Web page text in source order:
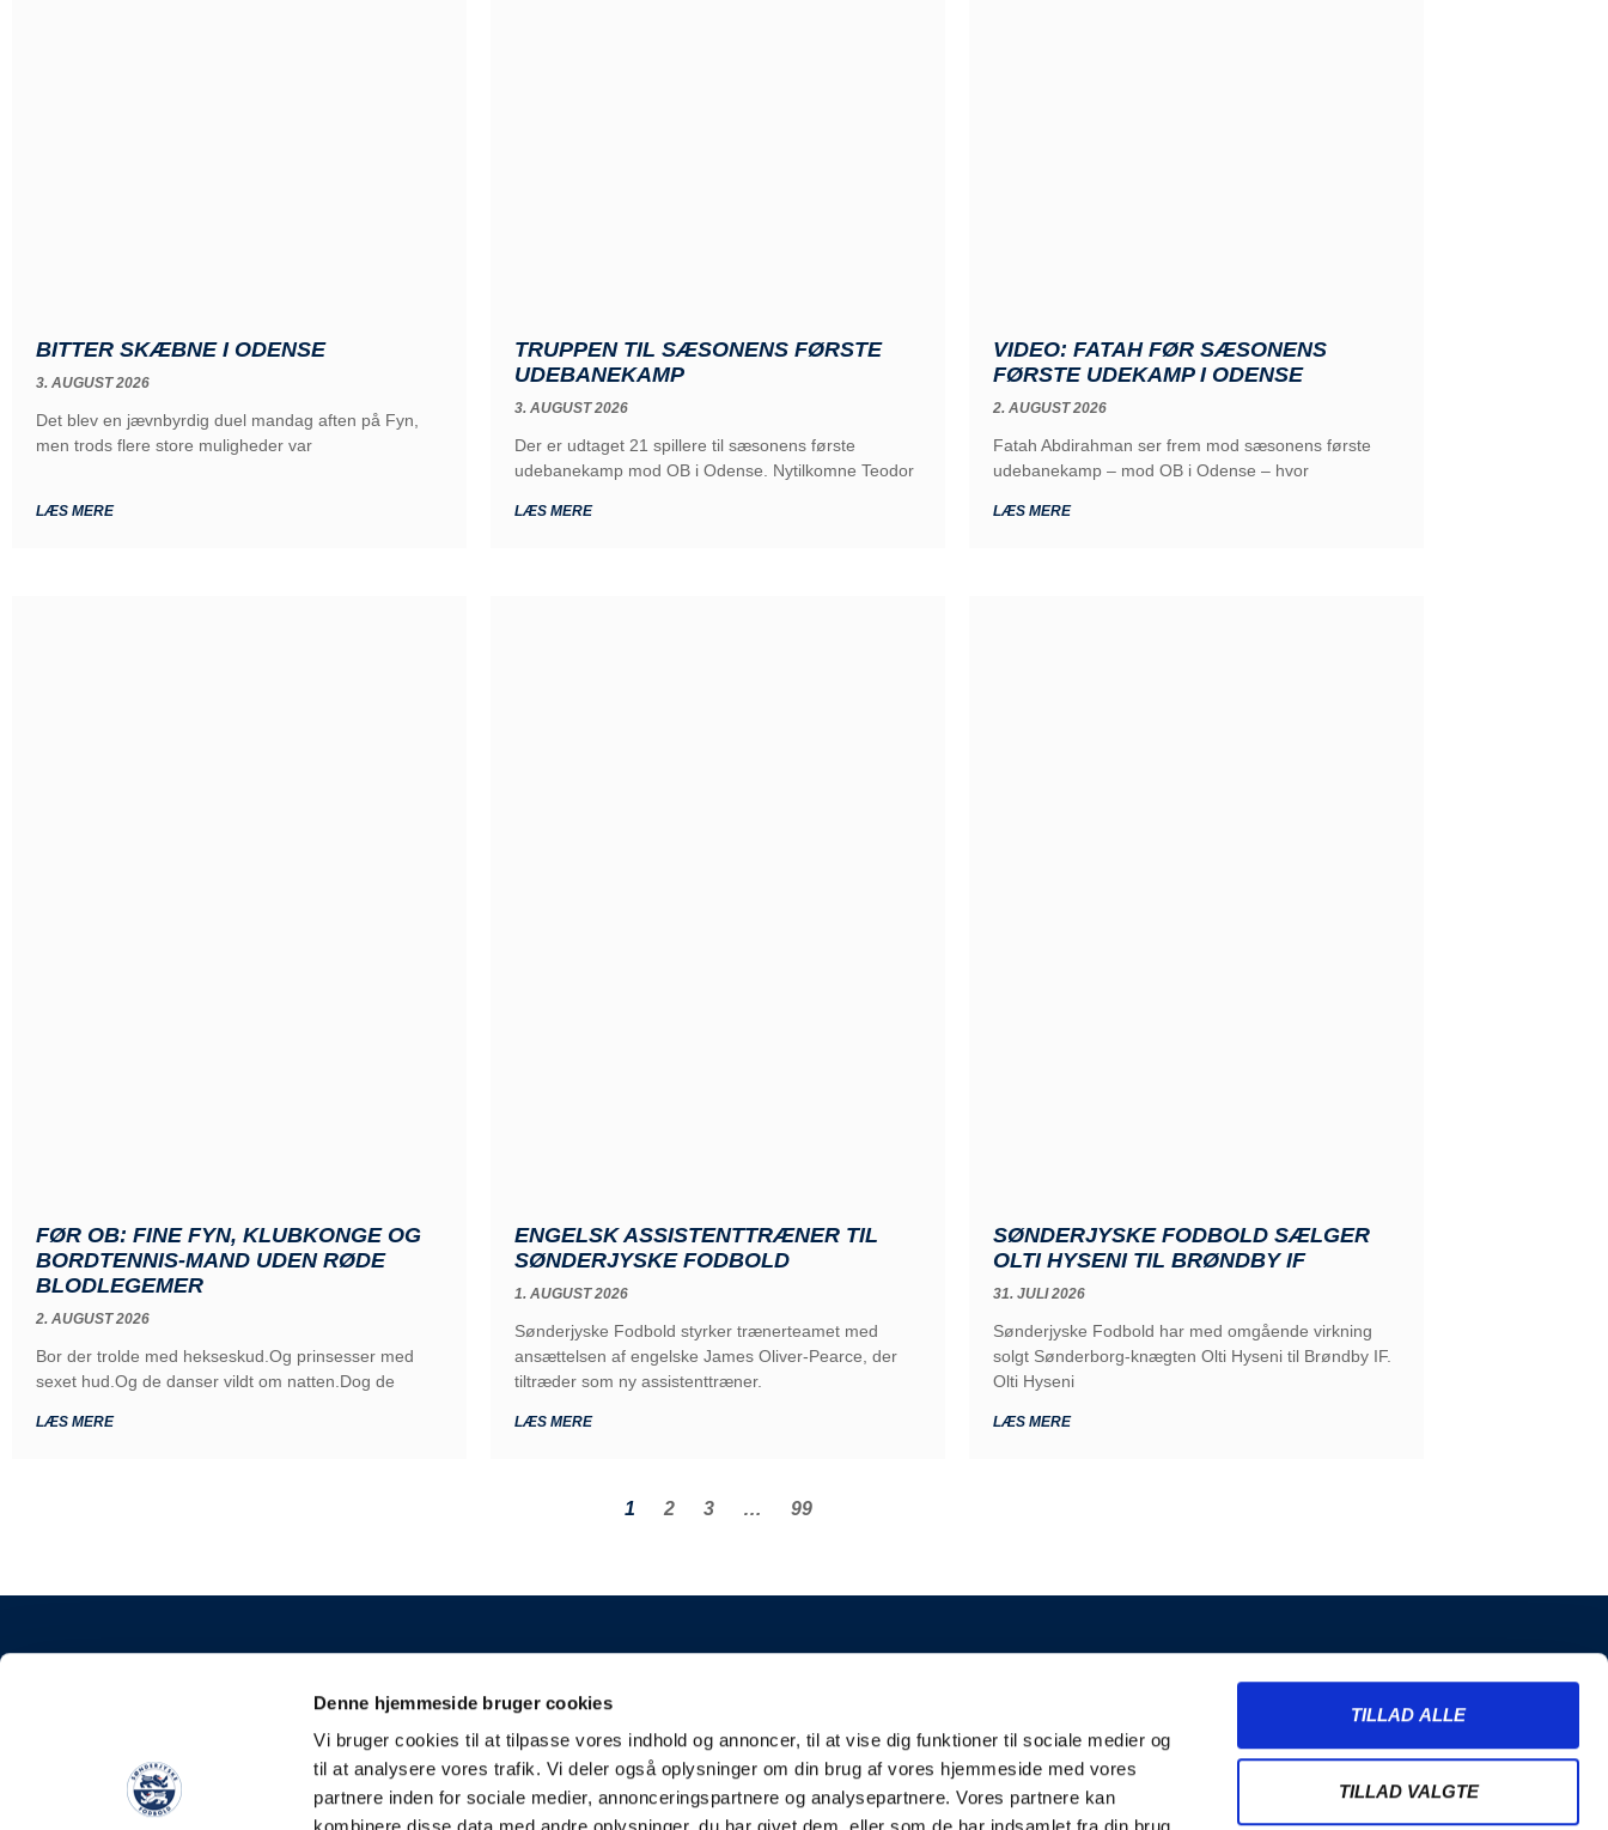
Denne hjemmeside bruger cookies
Vi bruger cookies til at tilpasse vores indhold og annoncer, til at vise dig funktioner til sociale medier og
til at analysere vores trafik. Vi deler også oplysninger om din brug af vores hjemmeside med vores
partnere inden for sociale medier, annonceringspartnere og analysepartnere. Vores partnere kan
TILLAD ALLE
TILLAD VALGTE
BITTER SKÆBNE I ODENSE
3. AUGUST 2026
Det blev en jævnbyrdig duel mandag aften på Fyn,
men trods flere store muligheder var
LÆS MERE
TRUPPEN TIL SÆSONENS FØRSTE
UDEBANEKAMP
3. AUGUST 2026
Der er udtaget 21 spillere til sæsonens første
udebanekamp mod OB i Odense. Nytilkomne Teodor
LÆS MERE
VIDEO: FATAH FØR SÆSONENS
FØRSTE UDEKAMP I ODENSE
2. AUGUST 2026
Fatah Abdirahman ser frem mod sæsonens første
udebanekamp – mod OB i Odense – hvor
LÆS MERE
FØR OB: FINE FYN, KLUBKONGE OG
BORDTENNIS-MAND UDEN RØDE
BLODLEGEMER
2. AUGUST 2026
Bor der trolde med hekseskud.Og prinsesser med
sexet hud.Og de danser vildt om natten.Dog de
LÆS MERE
ENGELSK ASSISTENTTRÆNER TIL
SØNDERJYSKE FODBOLD
1. AUGUST 2026
Sønderjyske Fodbold styrker trænerteamet med
ansættelsen af engelske James Oliver-Pearce, der
tiltræder som ny assistenttræner.
LÆS MERE
SØNDERJYSKE FODBOLD SÆLGER
OLTI HYSENI TIL BRØNDBY IF
31. JULI 2026
Sønderjyske Fodbold har med omgående virkning
solgt Sønderborg-knægten Olti Hyseni til Brøndby IF.
Olti Hyseni
LÆS MERE
1 2 3 … 99
Stadionvej 5, 6100 Haderslev
E-mail: kontakt@soenderjyskefodbold.dk
Tlf: +45 4248 0387
Fakturering
INFORMATION
Merchandise
Handelsbetingelser